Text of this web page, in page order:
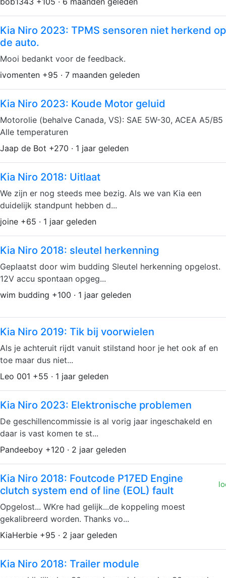
Kia Niro 2023: TPMS sensoren niet herkend op
de auto.
Mooi bedankt voor de feedback.
ivomenten +95 · 7 maanden geleden
Kia Niro 2023: Koude Motor geluid
Motorolie (behalve Canada, VS): SAE 5W-30, ACEA A5/B5
Alle temperaturen
Jaap de Bot +270 · 1 jaar geleden
Kia Niro 2018: Uitlaat
We zijn er nog steeds mee bezig. Als we van Kia een
duidelijk standpunt hebben d...
joine +65 · 1 jaar geleden
Kia Niro 2018: sleutel herkenning
Geplaatst door wim budding Sleutel herkenning opgelost.
12V accu spontaan opgeg...
wim budding +100 · 1 jaar geleden
Kia Niro 2019: Tik bij voorwielen
Als je achteruit rijdt vanuit stilstand hoor je het ook af en
toe maar dus niet...
Leo 001 +55 · 1 jaar geleden
Kia Niro 2023: Elektronische problemen
De geschillencommissie is al vorig jaar ingeschakeld en
daar is vast komen te st...
Pandeeboy +120 · 2 jaar geleden
Kia Niro 2018: Foutcode P17ED Engine
clutch system end of line (EOL) fault
Opgelost... WKre had gelijk...de koppeling moest
gekalibreerd worden. Thanks vo...
KiaHerbie +95 · 2 jaar geleden
Kia Niro 2018: Trailer module